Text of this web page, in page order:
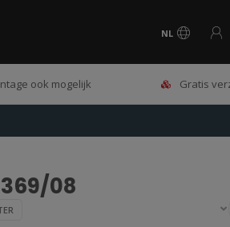
NL
ook mogelijk Gratis
08